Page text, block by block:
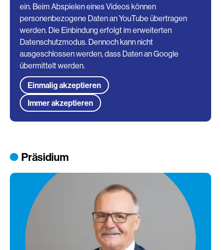
ein. Beim Abspielen eines Videos können
personenbezogene Daten an YouTube übertragen
werden. Die Einbindung erfolgt im erweiterten
Datenschutzmodus. Dennoch kann nicht
ausgeschlossen werden, dass Daten an Google
übermittelt werden.
Einmalig akzeptieren
Immer akzeptieren
Präsidium